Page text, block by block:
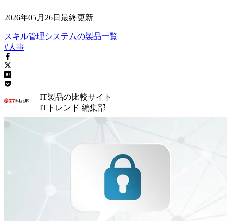
2026年05月26日 最終更新
スキル管理システムの製品一覧
#人事
IT製品の比較サイト
ITトレンド 編集部